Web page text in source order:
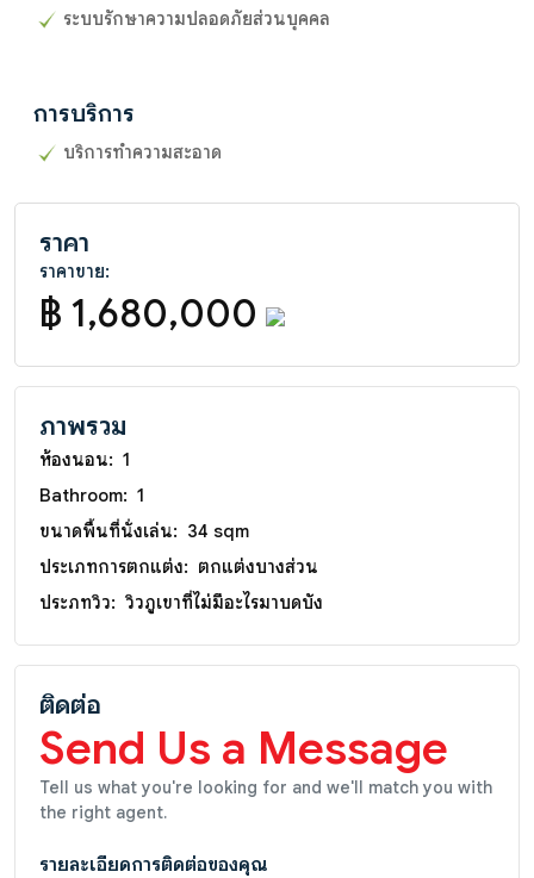
ระบบรักษาความปลอดภัยส่วนบุคคล
การบริการ
บริการทำความสะอาด
ราคา
ราคาขาย:
฿ 1,680,000
ภาพรวม
ห้องนอน: 1
Bathroom: 1
ขนาดพื้นที่นั่งเล่น: 34 sqm
ประเภทการตกแต่ง: ตกแต่งบางส่วน
ประภทวิว: วิวภูเขาที่ไม่มีอะไรมาบดบัง
ติดต่อ
Send Us a Message
Tell us what you're looking for and we'll match you with
the right agent.
รายละเอียดการติดต่อของคุณ